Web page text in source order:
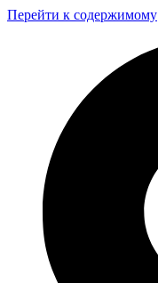
Перейти к содержимому